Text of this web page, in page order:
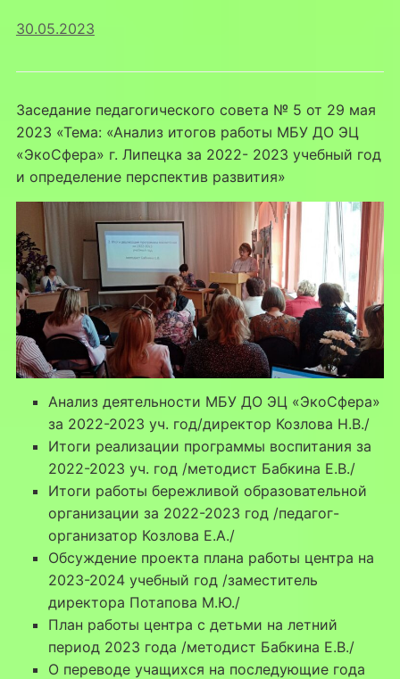
30.05.2023
Заседание педагогического совета № 5 от 29 мая
2023 «Тема: «Анализ итогов работы МБУ ДО ЭЦ
«ЭкоСфера» г. Липецка за 2022- 2023 учебный год
и определение перспектив развития»
Анализ деятельности МБУ ДО ЭЦ «ЭкоСфера»
за 2022-2023 уч. год/директор Козлова Н.В./
Итоги реализации программы воспитания за
2022-2023 уч. год /методист Бабкина Е.В./
Итоги работы бережливой образовательной
организации за 2022-2023 год /педагог-
организатор Козлова Е.А./
Обсуждение проекта плана работы центра на
2023-2024 учебный год /заместитель
директора Потапова М.Ю./
План работы центра с детьми на летний
период 2023 года /методист Бабкина Е.В./
О переводе учащихся на последующие года